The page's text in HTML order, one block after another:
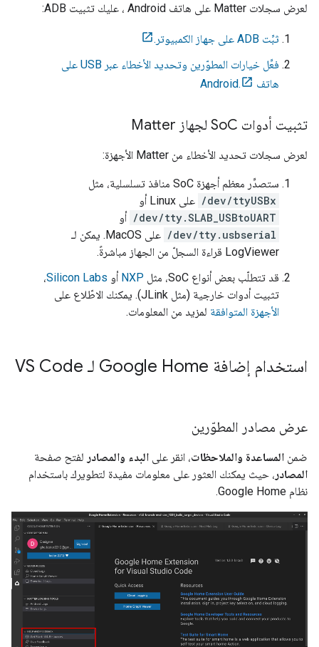
لعرض سجلات Matter على هاتف Android ، عليك تثبيت ADB:
ثبِّت ADB على جهاز الكمبيوتر.
فعِّل خيارات المطوّرين وتحديد الأخطاء عبر USB على
هاتف Android.
تثبيت أدوات So C لجهاز Matter
لعرض سجلات تحديد الأخطاء من Matter الأجهزة:
ستصدِّر معظم أجهزة SoC منافذ تسلسلية، مثل
/dev/ttyUSBx على Linux أو
/dev/tty.SLAB_USBtoUART أو
/dev/tty.usbserial
على MacOS. يمكن لـ
LogViewer قراءة السجلّ من الجهاز مباشرةً.
قد تتطلّب بعض أنواع SoC، مثل
NXP أو Silicon Labs،
تثبيت أدوات خارجية (مثل JLink). يمكنك الاطّلاع على
الأجهزة المتوافقة لمزيد من المعلومات.
استخدام إضافة Google Home لـ VS Code
عرض مصادر المطوّرين
ضمن المساعدة والملاحظات، انقر على البدء والمصادر لفتح صفحة
المصادر ، حيث يمكنك العثور على معلومات مفيدة لتطويرك باستخدام
نظام Google Home.